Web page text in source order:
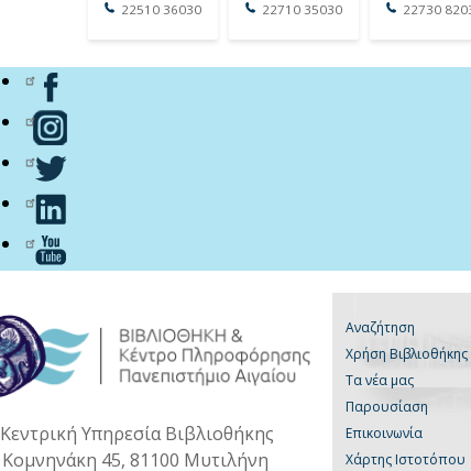
22510 36030
22710 35030
22730
Κεντρική Υπηρεσία Βιβλιοθήκης
Κομνηνάκη 45, 81100 Μυτιλήνη
Αναζήτηση
Χρήση Βιβλιοθήκης
Τα νέα μας
Παρουσίαση
Επικοινωνία
Χάρτης Ιστοτόπου